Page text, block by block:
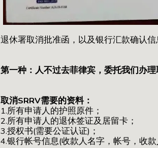
退休署取消批准函，以及银行汇款确认信
第一种： 人不过去菲律宾，委托我们办
取消SRRV需要的资料：
1.所有申请人的护照原件；
2.所有申请人的退休签证及居留卡；
3.授权书(需要公证认证)；
4.银行帐号信息(收款人名字，帐号，收